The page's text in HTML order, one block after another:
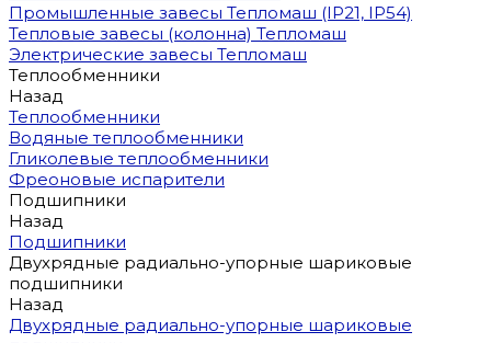
Промышленные завесы Тепломаш (IP21, IP54)
Тепловые завесы (колонна) Тепломаш
Электрические завесы Тепломаш
Теплообменники
Назад
Теплообменники
Водяные теплообменники
Гликолевые теплообменники
Фреоновые испарители
Подшипники
Назад
Подшипники
Двухрядные радиально-упорные шариковые
подшипники
Назад
Двухрядные радиально-упорные шариковые